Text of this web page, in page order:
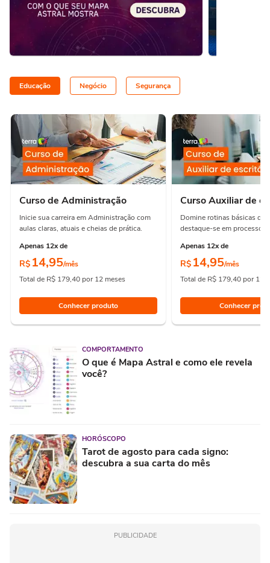
Educação Negócio Segurança
Curso de Administração
Inicie sua carreira em Administração com
aulas claras, atuais e cheias de prática.
Apenas 12x de
R$ 14,95/mês
Total de R$ 179,40 por 12 meses
Conhecer produto
Curso Auxiliar de
Domine rotinas básicas de
destaque-se em processos
Apenas 12x de
R$ 14,95/mês
Total de R$ 179,40 por 12
Conhecer
COMPORTAMENTO
O que é Mapa Astral e como ele revela
você?
HORÓSCOPO
Tarot de agosto para cada signo:
descubra a sua carta do mês
PUBLICIDADE